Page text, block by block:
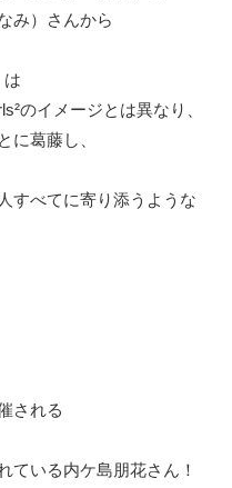
み）さんから
は
のイメージとは異なり、
に葛藤し、
すべてに寄り添うような
される
ている内ケ島朋花さん！